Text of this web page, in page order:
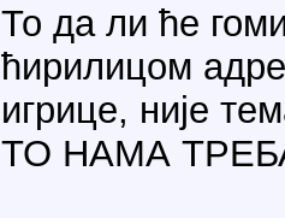
То да ли ће
ћирилицом
игрице, није
ТО НАМА